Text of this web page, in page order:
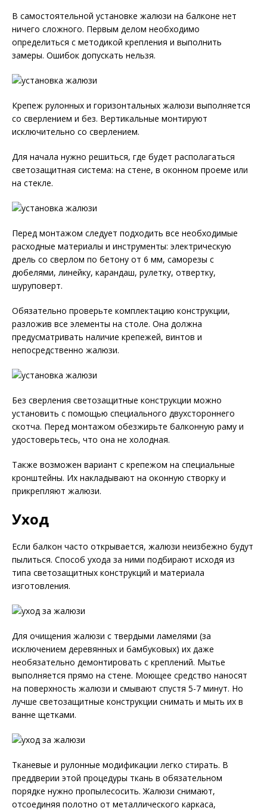
В самостоятельной установке жалюзи на балконе нет
ничего сложного. Первым делом необходимо
определиться с методикой крепления и выполнить
замеры. Ошибок допускать нельзя.
Крепеж рулонных и горизонтальных жалюзи выполняется
со сверлением и без. Вертикальные монтируют
исключительно со сверлением.
Для начала нужно решиться, где будет располагаться
светозащитная система: на стене, в оконном проеме или
на стекле.
Перед монтажом следует подходить все необходимые
расходные материалы и инструменты: электрическую
дрель со сверлом по бетону от 6 мм, саморезы с
дюбелями, линейку, карандаш, рулетку, отвертку,
шуруповерт.
Обязательно проверьте комплектацию конструкции,
разложив все элементы на столе. Она должна
предусматривать наличие крепежей, винтов и
непосредственно жалюзи.
Без сверления светозащитные конструкции можно
установить с помощью специального двухстороннего
скотча. Перед монтажом обезжирьте балконную раму и
удостоверьтесь, что она не холодная.
Также возможен вариант с крепежом на специальные
кронштейны. Их накладывают на оконную створку и
прикрепляют жалюзи.
Уход
Если балкон часто открывается, жалюзи неизбежно будут
пылиться. Способ ухода за ними подбирают исходя из
типа светозащитных конструкций и материала
изготовления.
Для очищения жалюзи с твердыми ламелями (за
исключением деревянных и бамбуковых) их даже
необязательно демонтировать с креплений. Мытье
выполняется прямо на стене. Моющее средство наносят
на поверхность жалюзи и смывают спустя 5-7 минут. Но
лучше светозащитные конструкции снимать и мыть их в
ванне щетками.
Тканевые и рулонные модификации легко стирать. В
преддверии этой процедуры ткань в обязательном
порядке нужно пропылесосить. Жалюзи снимают,
отсоединяя полотно от металлического каркаса,